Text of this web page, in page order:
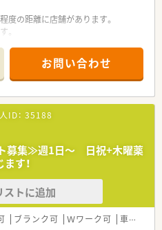
度の距離に店舗があります。
を応需しています。
す。
を受けて頂きます。
している地元の調剤薬局です。
合わせた昇給などもございます。
積みたい方
地域医療に貢献したい方
お問い合わせ
ID： 35188
募集≫週1日～ 日祝+木曜薬
す！
ストに追加
ブランク可 Ｗワーク可 車通勤可